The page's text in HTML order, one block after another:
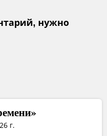
нужно
г.